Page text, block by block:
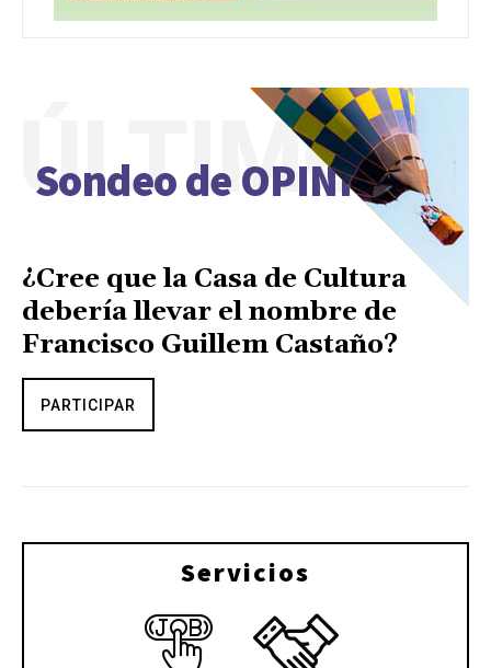
Sondeo de OPINIÓN
ÚLTIMO
¿Cree que la Casa de Cultura
debería llevar el nombre de
Francisco Guillem Castaño?
PARTICIPAR
Servicios